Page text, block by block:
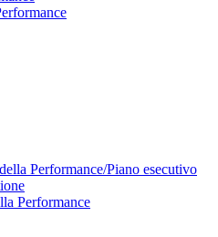
Performance/Piano esecutivo
Performance